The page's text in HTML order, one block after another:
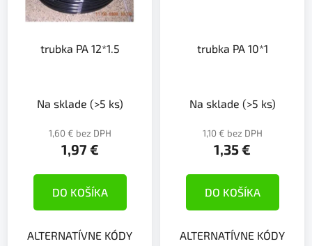
trubka PA 12*1.5
Na sklade (>5 ks)
1,60 € bez DPH
1,97 €
DO KOŠÍKA
ALTERNATÍVNE KÓDY
trubka PA 10*1
Na sklade (>5 ks)
1,10 € bez DPH
1,35 €
DO KOŠÍKA
ALTERNATÍVNE KÓDY